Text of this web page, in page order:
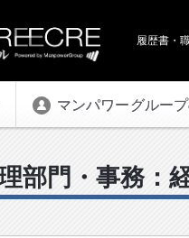
履歴書・
マンパワーグルー
部門・事務：